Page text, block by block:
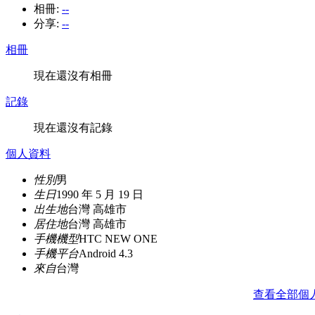
相冊: --
分享: --
相冊
現在還沒有相冊
記錄
現在還沒有記錄
個人資料
性別男
生日1990 年 5 月 19 日
出生地台灣 高雄市
居住地台灣 高雄市
手機機型HTC NEW ONE
手機平台Android 4.3
來自台灣
查看全部個